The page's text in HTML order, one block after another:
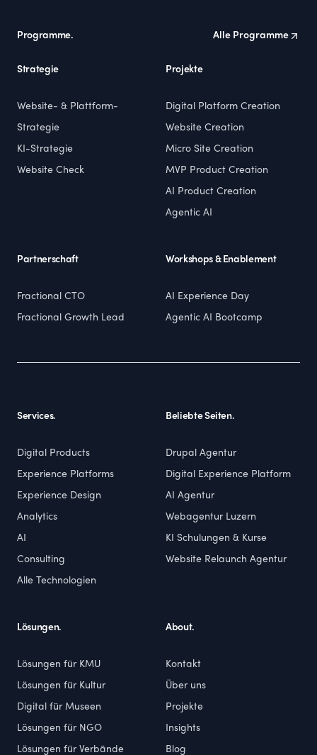
Programme. Alle Programme
Strategie
Website- & Plattform-
Strategie
KI-Strategie
Website Check
Projekte
Digital Platform Creation
Website Creation
Micro Site Creation
MVP Product Creation
AI Product Creation
Agentic AI
Partnerschaft
Fractional CTO
Fractional Growth Lead
Workshops & Enablement
AI Experience Day
Agentic AI Bootcamp
Services.
Digital Products
Experience Platforms
Experience Design
Analytics
AI
Consulting
Alle Technologien
Beliebte Seiten.
Drupal Agentur
Digital Experience Platform
AI Agentur
Webagentur Luzern
KI Schulungen & Kurse
Website Relaunch Agentur
Lösungen.
Lösungen für KMU
Lösungen für Kultur
Digital für Museen
Lösungen für NGO
Lösungen für Verbände
About.
Kontakt
Über uns
Projekte
Insights
Blog